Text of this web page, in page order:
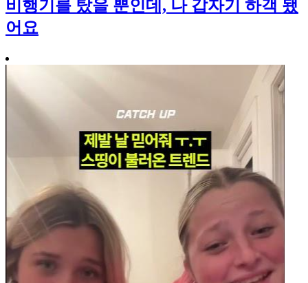
비행기를 탔을 뿐인데, 나 갑자기 하객 됐
어요